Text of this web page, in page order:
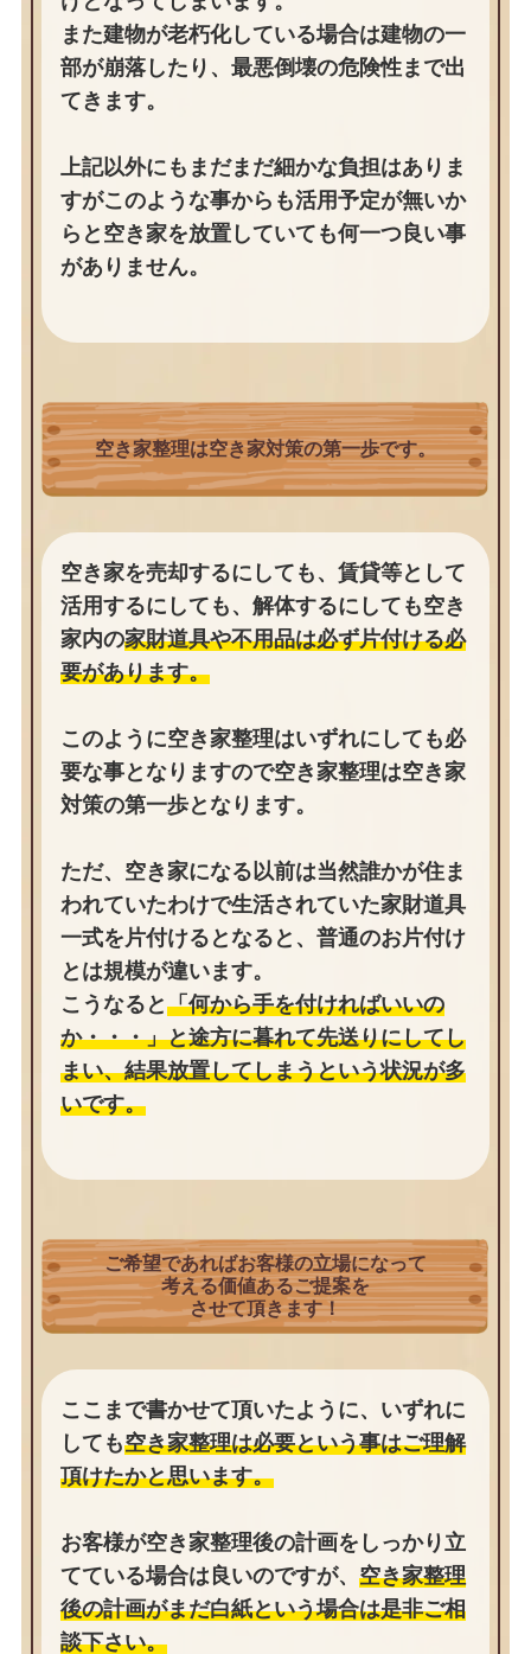
また建物が老朽化している場合は建物の一
部が崩落したり、最悪倒壊の危険性まで出
てきます。
上記以外にもまだまだ細かな負担はありま
すがこのような事からも活用予定が無いか
らと空き家を放置していても何一つ良い事
がありません。
空き家整理は空き家対策の第一歩です。
空き家を売却するにしても、賃貸等として
活用するにしても、解体するにしても空き
家内の家財道具や不用品は必ず片付ける必
要があります。
このように空き家整理はいずれにしても必
要な事となりますので空き家整理は空き家
対策の第一歩となります。
ただ、空き家になる以前は当然誰かが住ま
われていたわけで生活されていた家財道具
一式を片付けるとなると、普通のお片付け
とは規模が違います。
こうなると「何から手を付ければいいの
か・・・」と途方に暮れて先送りにしてし
まい、結果放置してしまうという状況が多
いです。
ご希望であればお客様の立場になって
考える価値あるご提案を
させて頂きます！
ここまで書かせて頂いたように、いずれに
しても空き家整理は必要という事はご理解
頂けたかと思います。
お客様が空き家整理後の計画をしっかり立
てている場合は良いのですが、 空き家整理
後の計画がまだ白紙という場合は是非ご相
談下さい。